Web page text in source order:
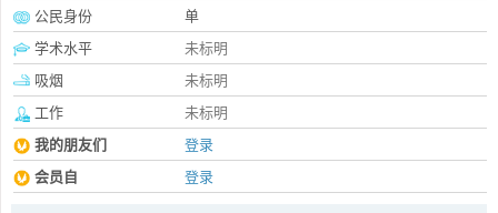
公民身份
单
学术水平
未标明
吸烟
未标明
工作
未标明
我的朋友们
登录
会员自
登录